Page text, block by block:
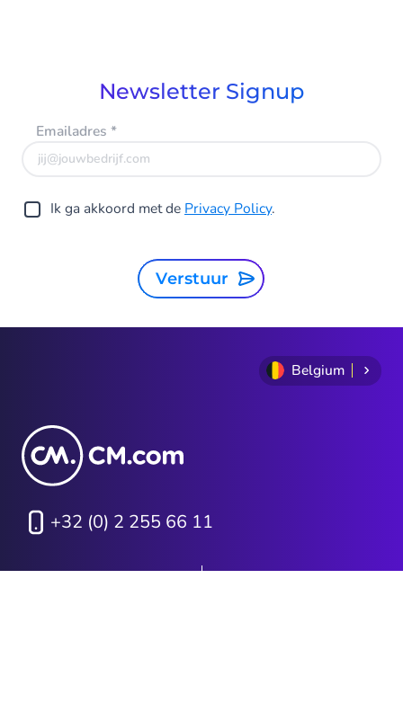
Newsletter Signup
Emailadres *
Ik ga akkoord met de Privacy Policy.
Verstuur
Belgium
+32 (0) 2 255 66 11